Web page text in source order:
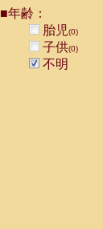
■年齢：
胎児(0)
子供(0)
不明